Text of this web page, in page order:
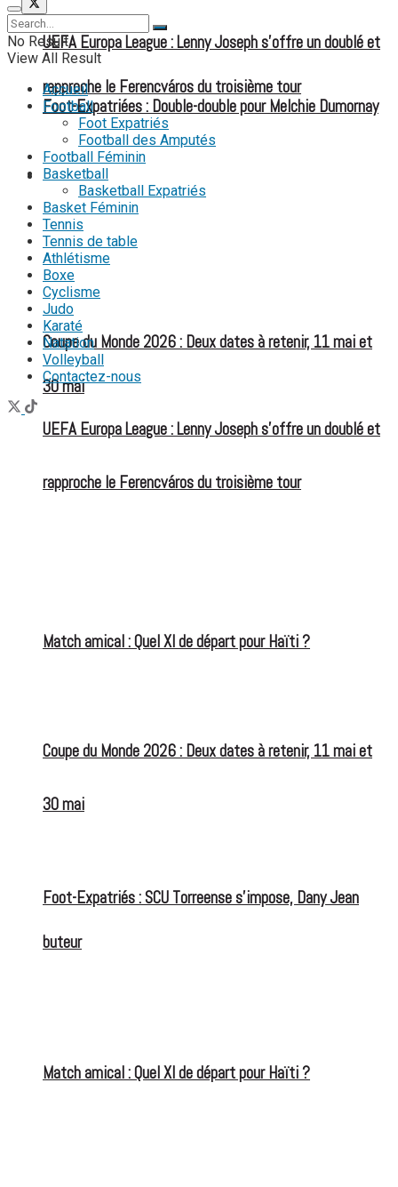
Foot-Expatriées : Double-double pour Melchie Dumornay
FOOT EXPATRIÉS
UEFA Europa League : Lenny Joseph s’offre un doublé et
rapproche le Ferencváros du troisième tour
Coupe du Monde 2026 : Deux dates à retenir, 11 mai et
30 mai
Match amical : Quel XI de départ pour Haïti ?
UEFA Europa League : Lenny Joseph s’offre un doublé et
rapproche le Ferencváros du troisième tour
Coupe du Monde 2026 : Deux dates à retenir, 11 mai et
30 mai
Match amical : Quel XI de départ pour Haïti ?
Foot-Expatriés : SCU Torreense s’impose, Dany Jean
buteur
No Result
View All Result
Accueil
Football
Foot Expatriés
Football des Amputés
Football Féminin
Basketball
Basketball Expatriés
Basket Féminin
Tennis
Tennis de table
Athlétisme
Boxe
Cyclisme
Judo
Karaté
Natation
Volleyball
Contactez-nous